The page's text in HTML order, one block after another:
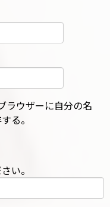
ラウザーに自分の名
る。
い。